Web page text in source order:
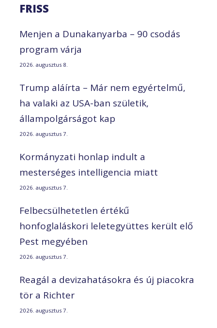
FRISS
Menjen a Dunakanyarba – 90 csodás
program várja
2026. augusztus 8.
Trump aláírta – Már nem egyértelmű,
ha valaki az USA-ban születik,
állampolgárságot kap
2026. augusztus 7.
Kormányzati honlap indult a
mesterséges intelligencia miatt
2026. augusztus 7.
Felbecsülhetetlen értékű
honfoglaláskori leletegyüttes került elő
Pest megyében
2026. augusztus 7.
Reagál a devizahatásokra és új piacokra
tör a Richter
2026. augusztus 7.